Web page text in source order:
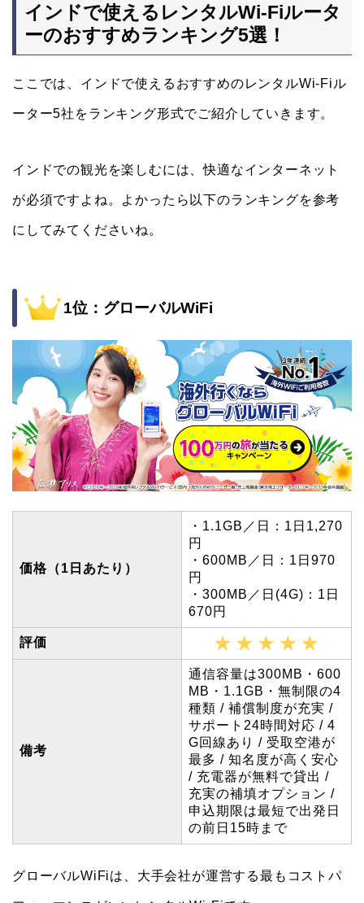
インドで使えるレンタルWi-Fiルータ
ーのおすすめランキング5選！
ここでは、インドで使えるおすすめのレンタルWi-Fiル
ーター5社をランキング形式でご紹介していきます。
インドでの観光を楽しむには、快適なインターネット
が必須ですよね。よかったら以下のランキングを参考
にしてみてくださいね。
1位：グローバルWiFi
価格（1日あたり）
・1.1GB／日：1日1,270
円
・600MB／日：1日970
円
・300MB／日(4G)：1日
670円
評価
備考
通信容量は300MB・600
MB・1.1GB・無制限の4
種類 / 補償制度が充実 /
サポート24時間対応 / 4
G回線あり / 受取空港が
最多 / 知名度が高く安心
/ 充電器が無料で貸出 /
充実の補填オプション /
申込期限は最短で出発日
の前日15時まで
グローバルWiFiは、大手会社が運営する最もコストパ